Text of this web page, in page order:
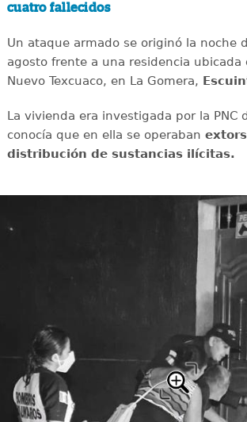
cuatro fallecidos
Un ataque armado se originó la noche
agosto frente a una residencia ubicada
Nuevo Texcuaco, en La Gomera,
La vivienda era investigada por la PNC
conocía que en ella se operaban
distribución de sustancias ilícitas.